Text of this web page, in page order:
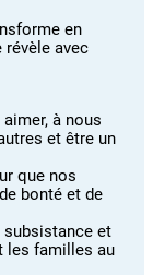
en
révèle avec
à nous
et être un
que nos
bonté et de
et
les familles au